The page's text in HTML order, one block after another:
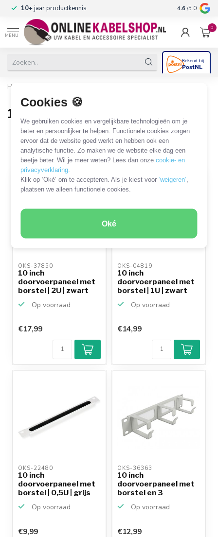
Cookies 🍪
We gebruiken cookies en vergelijkbare technologieën om je
beter en persoonlijker te helpen. Functionele cookies zorgen
ervoor dat de website goed werkt en hebben ook een
analytische functie. Zo maken we de website elke dag een
beetje beter. Wil je meer weten? Lees dan onzecookie- en
privacyverklaring
Klik op ‘Oké’ om te accepteren. Als je kiest voor‘weigeren’
plaatsen we alleen functionele cookies.
Oké
10+jaar productkennis 4.6 /5.0
MENU
0
Home
10 inch doorvoerpaneel
10 inch doorvoerpaneel
19 PRODUCTEN
Filters SORTEER OP
OKS-37850
10 inch
doorvoerpaneel met
borstel | 2U | zwart
Op voorraad
€17,99
OKS-04819
10 inch
doorvoerpaneel met
borstel | 1U | zwart
Op voorraad
€14,99
OKS-22480
10 inch
doorvoerpaneel met
borstel | 0,5U | grijs
Op voorraad
€9,99
OKS-36363
10 inch
doorvoerpaneel met
borstel en 3
Op voorraad
€12,99